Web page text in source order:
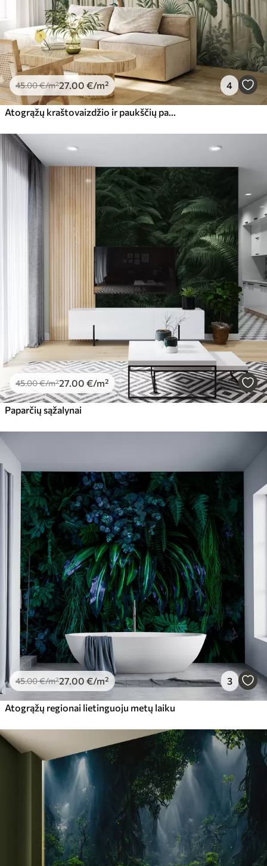
45.00€/m²27.00 €/m² 4
Atogrąžų kraštovaizdžio ir paukščių panorama
45.00€/m²27.00 €/m²
Paparčių sąžalynai
45.00€/m²27.00 €/m² 3
Atogrąžų regionai lietinguoju metų laiku